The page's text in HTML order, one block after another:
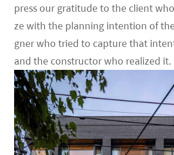
press our gratitude to the client
ze with the planning intention of
gner who tried to capture that
and the constructor who realized it.